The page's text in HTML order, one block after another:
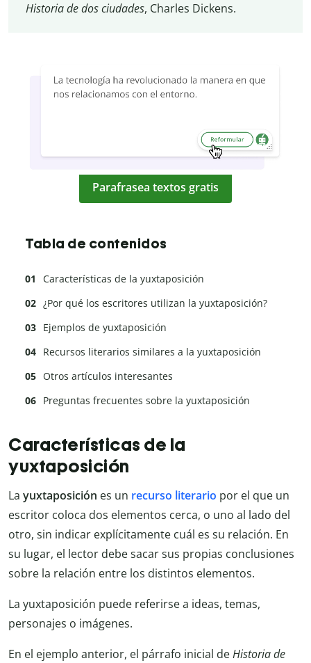
Historia de dos ciudades, Charles Dickens.
Parafrasea textos gratis
Tabla de contenidos
Características de la yuxtaposición
¿Por qué los escritores utilizan la yuxtaposición?
Ejemplos de yuxtaposición
Recursos literarios similares a la yuxtaposición
Otros artículos interesantes
Preguntas frecuentes sobre la yuxtaposición
Características de la
yuxtaposición
La yuxtaposición es un recurso literario por el que un
escritor coloca dos elementos cerca, o uno al lado del
otro, sin indicar explícitamente cuál es su relación. En
su lugar, el lector debe sacar sus propias conclusiones
sobre la relación entre los distintos elementos.
La yuxtaposición puede referirse a ideas, temas,
personajes o imágenes.
En el ejemplo anterior, el párrafo inicial deHistoria de